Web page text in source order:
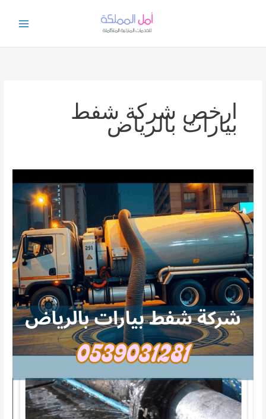
ارخص شركة شفط
بيارات بالرياض